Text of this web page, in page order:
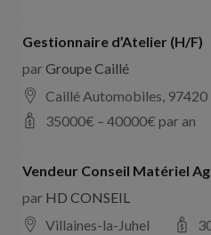
Gestionnaire d’Atelier (H/F)
parGroupe Caillé
Caillé Automobiles, 97420
35000€ – 40000€ par an
Vendeur Conseil Matériel
par HD CONSEIL
Villaines-la-Juhel